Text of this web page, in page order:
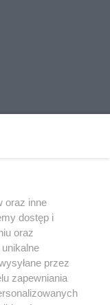
powielany i
jakikolwiek sposób (w
polu
w
użycie lub
prawa,
kary i może być
oraz inne
dostęp i
oraz
przez
zapewniania